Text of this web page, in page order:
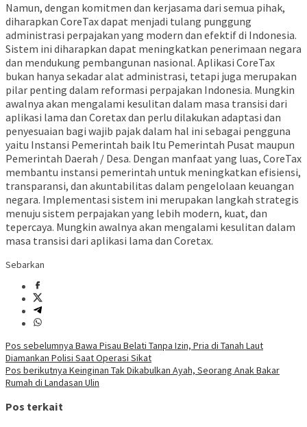
Namun, dengan komitmen dan kerjasama dari semua pihak,
diharapkan CoreTax dapat menjadi tulang punggung
administrasi perpajakan yang modern dan efektif di Indonesia.
Sistem ini diharapkan dapat meningkatkan penerimaan negara
dan mendukung pembangunan nasional. Aplikasi CoreTax
bukan hanya sekadar alat administrasi, tetapi juga merupakan
pilar penting dalam reformasi perpajakan Indonesia. Mungkin
awalnya akan mengalami kesulitan dalam masa transisi dari
aplikasi lama dan Coretax dan perlu dilakukan adaptasi dan
penyesuaian bagi wajib pajak dalam hal ini sebagai pengguna
yaitu Instansi Pemerintah baik Itu Pemerintah Pusat maupun
Pemerintah Daerah / Desa. Dengan manfaat yang luas, CoreTax
membantu instansi pemerintah untuk meningkatkan efisiensi,
transparansi, dan akuntabilitas dalam pengelolaan keuangan
negara. Implementasi sistem ini merupakan langkah strategis
menuju sistem perpajakan yang lebih modern, kuat, dan
tepercaya. Mungkin awalnya akan mengalami kesulitan dalam
masa transisi dari aplikasi lama dan Coretax.
Sebarkan
Navigasi
pos
Pos sebelumnya Bawa Pisau Belati Tanpa Izin, Pria di Tanah Laut
Diamankan Polisi Saat Operasi Sikat
Pos berikutnya Keinginan Tak Dikabulkan Ayah, Seorang Anak Bakar
Rumah di Landasan Ulin
Pos terkait